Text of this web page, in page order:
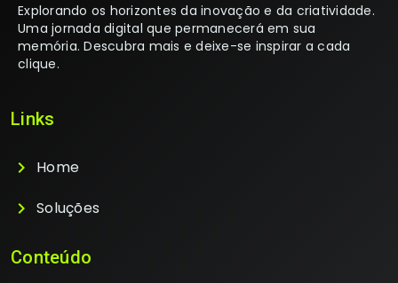
Explorando os horizontes da inovação e da criatividade.
Uma jornada digital que permanecerá em sua
memória. Descubra mais e deixe-se inspirar a cada
clique.
Links
chevron_right Home
chevron_right Soluções
Conteúdo